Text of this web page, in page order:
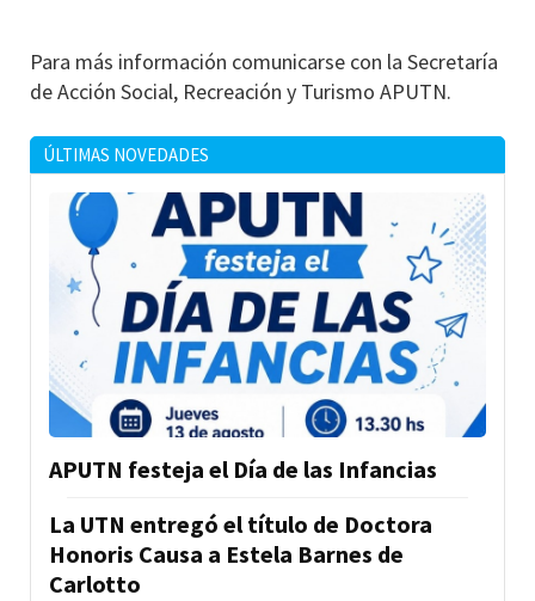
Para más información comunicarse con la Secretaría
de Acción Social, Recreación y Turismo APUTN.
ÚLTIMAS NOVEDADES
APUTN festeja el Día de las Infancias
La UTN entregó el título de Doctora
Honoris Causa a Estela Barnes de
Carlotto